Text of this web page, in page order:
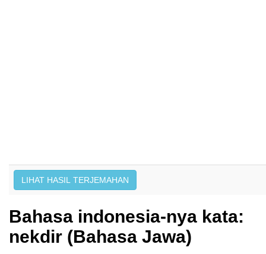
Bahasa indonesia-nya kata:
nekdir (Bahasa Jawa)